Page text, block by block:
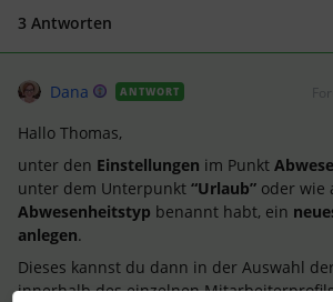
3 Antworten
Dana ANTWORT
Hallo Thomas,
unter den Einstellungen im Punkt
unter dem Unterpunkt “Urlaub” oder wie
Abwesenheitstyp benannt habt, ein
anlegen.
Dieses kannst du dann in der Auswahl
innerhalb des einzelnen